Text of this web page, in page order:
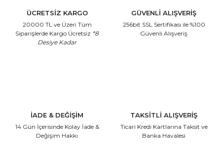
ÜCRETSİZ KARGO
20000 TL ve Üzeri Tüm
Siparişlerde Kargo Ücretsiz *8
Desiye Kadar
GÜVENLİ ALIŞVERİŞ
256bit SSL Sertifikası ile %100
Güvenli Alışveriş
İADE & DEĞİŞİM
14 Gün İçerisinde Kolay İade &
Değişim Hakkı
TAKSİTLİ ALIŞVERİŞ
Ticari Kredi Kartlarına Taksit ve
Banka Havalesi